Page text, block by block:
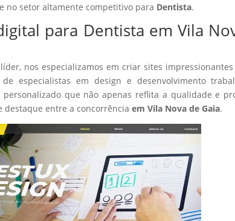
no setor altamente competitivo para Dentista.
para Dentista em Vila
nos especializamos em criar sites
especialistas em design e desenvolvimento
que não apenas reflita a qualidade e
destaque entre a concorrênciaem Vila Nova de Gaia.